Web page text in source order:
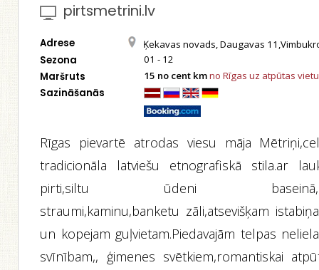
pirtsmetrini.lv
Adrese Ķekavas novads, Daugavas
Sezona 01 - 12
Maršruts 15 no cent kmno Rīgas uz atpūtas vietu
Sazināšanās
Rīgas pievartē atrodas viesu māja
tradicionāla latviešu etnografiskā stila.ar
pirti,siltu ūdeni
straumi,kaminu,banketu zāli,atsevišķam
un kopejam guļvietam.Piedavajām telpas
svīnībam,, ģimenes svētkiem,romantiskai